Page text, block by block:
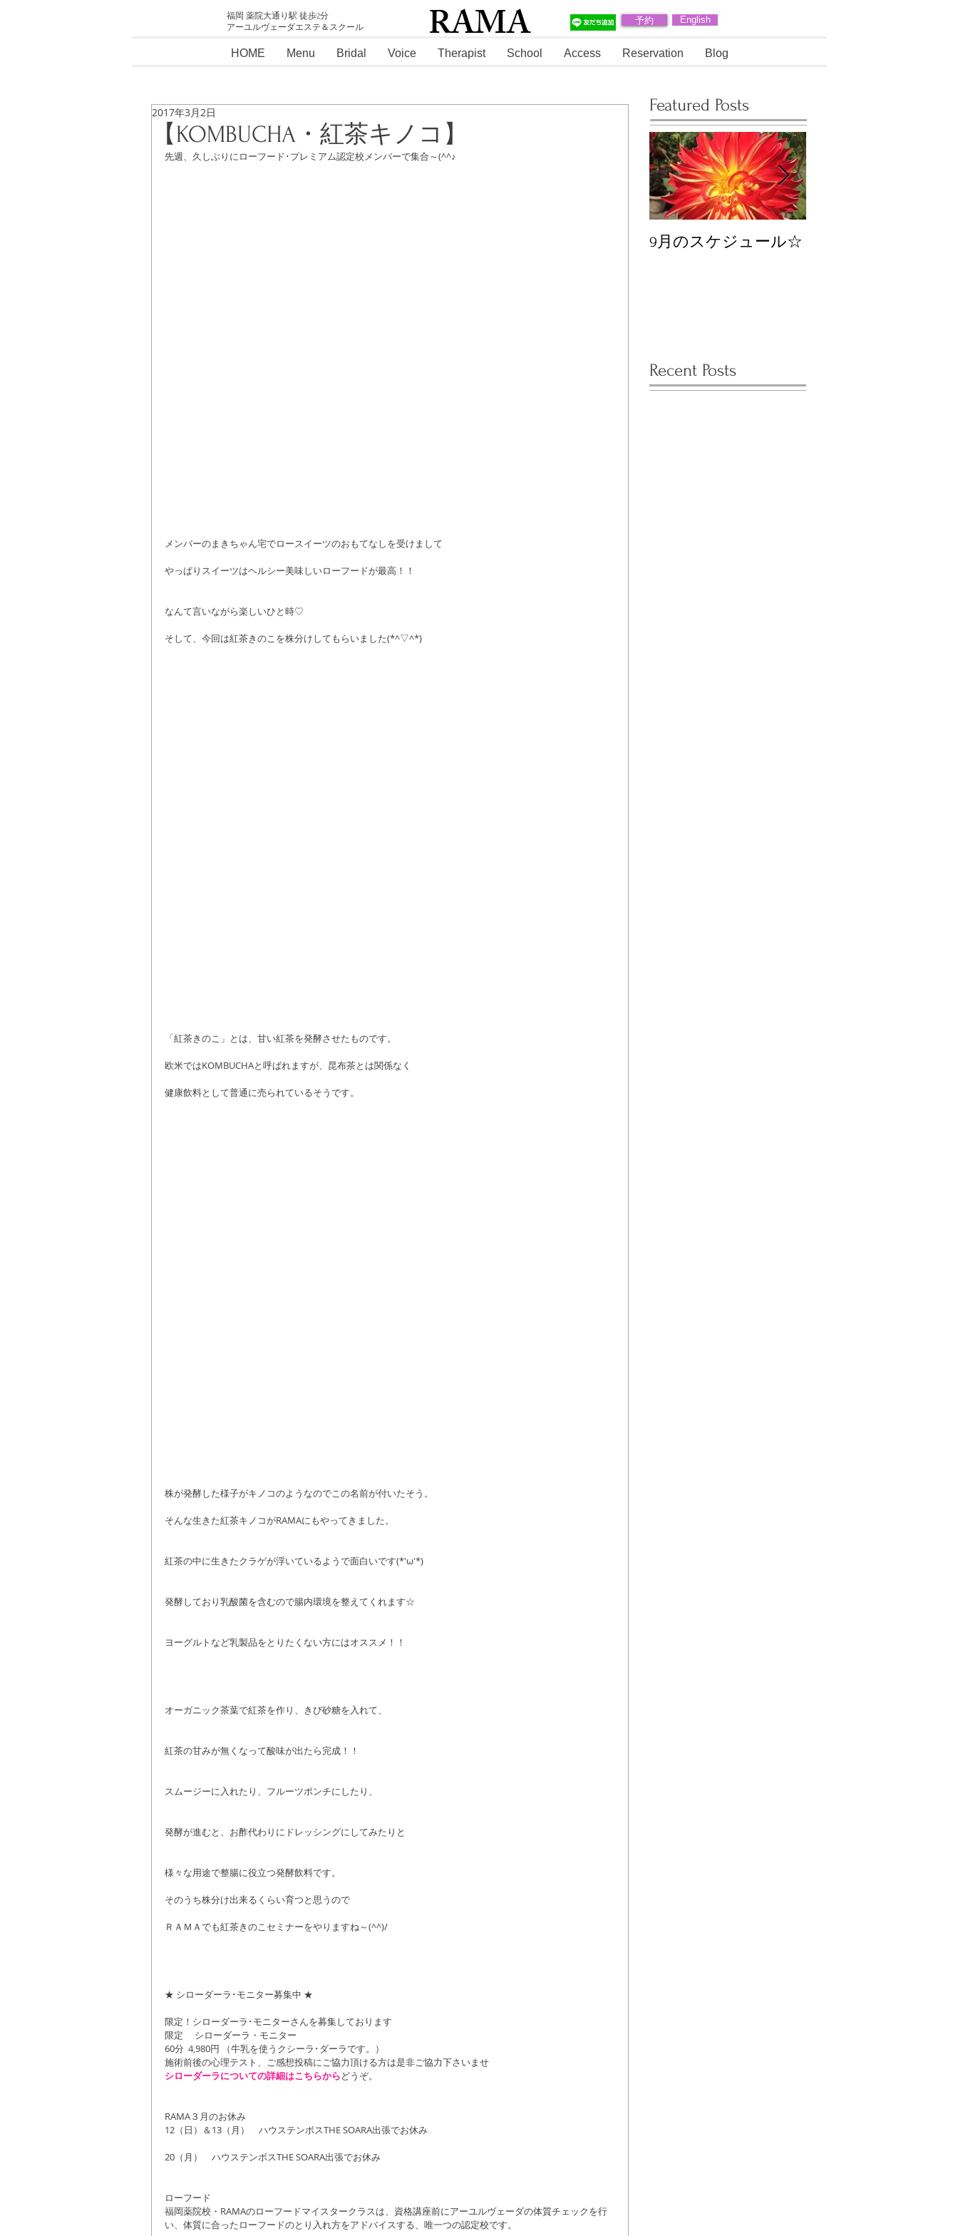
福岡 薬院大通り駅 徒歩2分
アーユルヴェーダエステ＆スクール
RAMA 予約 English
HOME Menu Bridal Voice Therapist School Access Reservation Blog
【KOMBUCHA・紅茶キノコ】
2017年3月2日
先週、久しぶりにローフード･プレミアム認定校メンバーで集合～(^^♪
メンバーのまきちゃん宅でロースイーツのおもてなしを受けまして
やっぱりスイーツはヘルシー美味しいローフードが最高！！
なんて言いながら楽しいひと時♡
そして、今回は紅茶きのこを株分けしてもらいました(*^▽^*)
「紅茶きのこ」とは、甘い紅茶を発酵させたものです。
欧米ではKOMBUCHAと呼ばれますが、昆布茶とは関係なく
健康飲料として普通に売られているそうです。
株が発酵した様子がキノコのようなのでこの名前が付いたそう。
そんな生きた紅茶キノコがRAMAにもやってきました。
紅茶の中に生きたクラゲが浮いているようで面白いです(*'ω'*)
発酵しており乳酸菌を含むので腸内環境を整えてくれます☆
ヨーグルトなど乳製品をとりたくない方にはオススメ！！
オーガニック茶葉で紅茶を作り、きび砂糖を入れて、
紅茶の甘みが無くなって酸味が出たら完成！！
スムージーに入れたり、フルーツポンチにしたり、
発酵が進むと、お酢代わりにドレッシングにしてみたりと
様々な用途で整腸に役立つ発酵飲料です。
そのうち株分け出来るくらい育つと思うので
ＲＡＭＡでも紅茶きのこセミナーをやりますね～(^^)/
★ シローダーラ･モニター募集中 ★
限定！シローダーラ･モニターさんを募集しております
限定 　シローダーラ・モニター
60分  4,980円 （牛乳を使うクシーラ･ダーラです。）
施術前後の心理テスト、ご感想投稿にご協力頂ける方は是非ご協力下さいませ
シローダーラについての詳細はこちらからどうぞ。
RAMA３月のお休み
12（日）＆13（月）　ハウステンボスTHE SOARA出張でお休み
20（月）　ハウステンボスTHE SOARA出張でお休み
ローフード
福岡薬院校・RAMAのローフードマイスタークラスは、資格講座前にアーユルヴェーダの体質チェックを行
い、体質に合ったローフードのとり入れ方をアドバイスする、唯一つの認定校です。
Featured Posts
9月のスケジュール☆
Recent Posts